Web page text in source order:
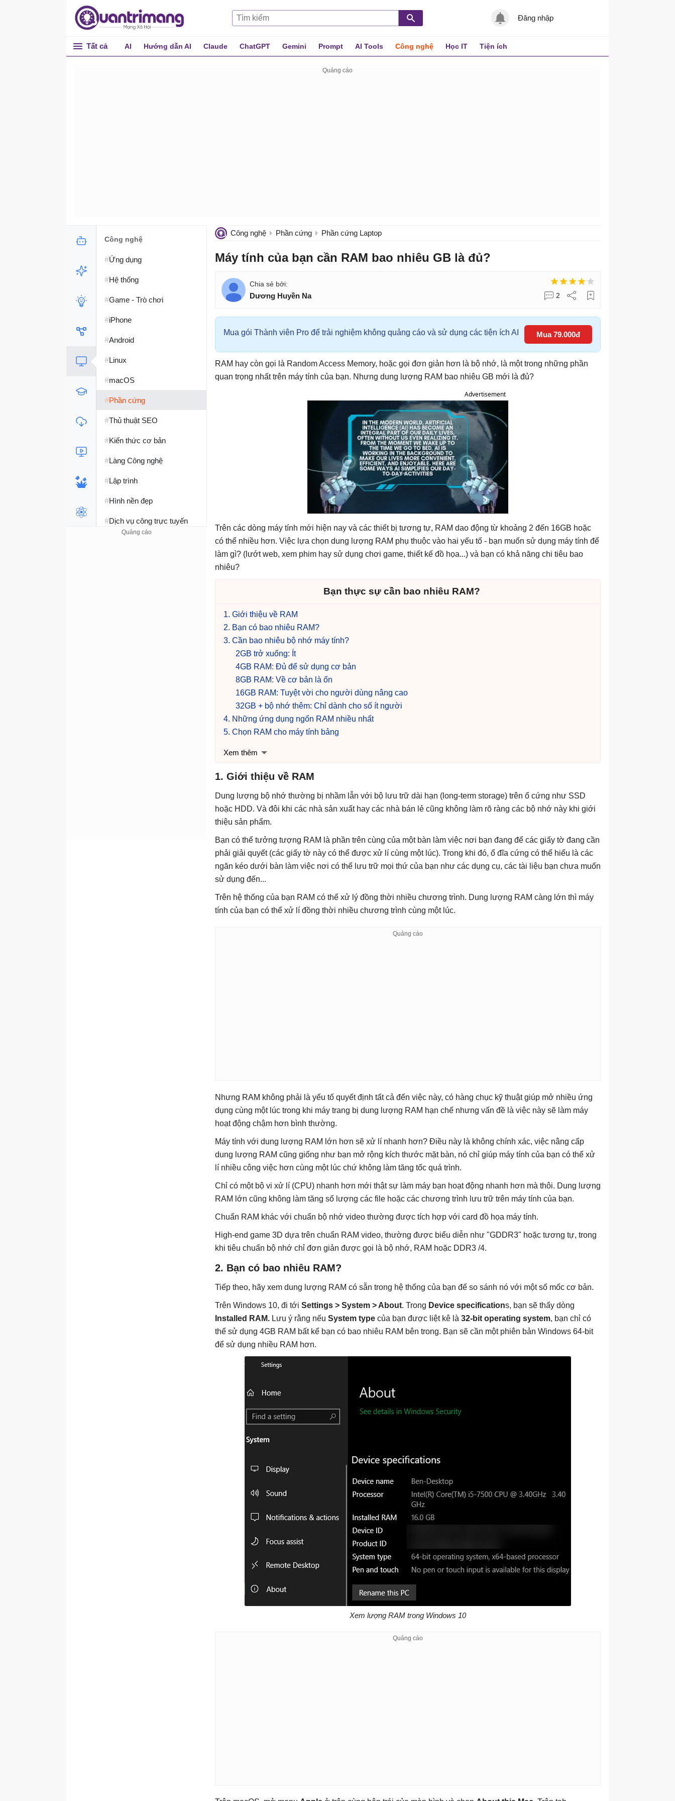
Đăng nhập
Tất cả AI Hướng dẫn AI Claude ChatGPT Gemini Prompt AI Tools Công nghệ Học IT Tiện ích
Công nghệ Phần cứng Phần cứng Laptop
Máy tính của bạn cần RAM bao nhiêu GB là đủ?
Dương Huyền Na 2
Mua gói Thành viên Pro để trải nghiệm không quảng cáo và sử dụng các tiện ích AI Mua 79.000đ
RAM hay còn gọi là Random Access Memory, hoặc gọi đơn giản hơn là bộ nhớ, là một trong những phần
quan trọng nhất trên máy tính của bạn. Nhưng dung lượng RAM bao nhiêu GB mới là đủ?
Advertisement
Trên các dòng máy tính mới hiện nay và các thiết bị tương tự, RAM dao động từ khoảng 2 đến 16GB hoặc
có thể nhiều hơn. Việc lựa chọn dung lượng RAM phụ thuộc vào hai yếu tố - bạn muốn sử dụng máy tính để
làm gì? (lướt web, xem phim hay sử dụng chơi game, thiết kế đồ họa...) và bạn có khả năng chi tiêu bao
nhiêu?
Bạn thực sự cần bao nhiêu RAM?
1. Giới thiệu về RAM
2. Bạn có bao nhiêu RAM?
3. Cần bao nhiêu bộ nhớ máy tính?
2GB trở xuống: Ít
4GB RAM: Đủ để sử dụng cơ bản
8GB RAM: Về cơ bản là ổn
16GB RAM: Tuyệt vời cho người dùng nâng cao
32GB + bộ nhớ thêm: Chỉ dành cho số ít người
4. Những ứng dụng ngốn RAM nhiều nhất
5. Chọn RAM cho máy tính bảng
Xem thêm
1. Giới thiệu về RAM
Dung lượng bộ nhớ thường bị nhầm lẫn với bộ lưu trữ dài hạn (long-term storage) trên ổ cứng như SSD
hoặc HDD. Và đôi khi các nhà sản xuất hay các nhà bán lẻ cũng không làm rõ ràng các bộ nhớ này khi giới
thiệu sản phẩm.
Bạn có thể tưởng tượng RAM là phần trên cùng của một bàn làm việc nơi bạn đang để các giấy tờ đang cần
phải giải quyết (các giấy tờ này có thể được xử lí cùng một lúc). Trong khi đó, ổ đĩa cứng có thể hiểu là các
ngăn kéo dưới bàn làm việc nơi có thể lưu trữ mọi thứ của bạn như các dụng cụ, các tài liệu bạn chưa muốn
sử dụng đến...
Trên hệ thống của bạn RAM có thể xử lý đồng thời nhiều chương trình. Dung lượng RAM càng lớn thì máy
tính của bạn có thể xử lí đồng thời nhiều chương trình cùng một lúc.
Nhưng RAM không phải là yếu tố quyết định tất cả đến việc này, có hàng chục kỹ thuật giúp mở nhiều ứng
dụng cùng một lúc trong khi máy trang bị dung lượng RAM hạn chế nhưng vấn đề là việc này sẽ làm máy
hoạt động chậm hơn bình thường.
Máy tính với dung lượng RAM lớn hơn sẽ xử lí nhanh hơn? Điều này là không chính xác, việc nâng cấp
dung lượng RAM cũng giống như bạn mở rộng kích thước mặt bàn, nó chỉ giúp máy tính của bạn có thể xử
lí nhiều công việc hơn cùng một lúc chứ không làm tăng tốc quá trình.
Chỉ có một bộ vi xử lí (CPU) nhanh hơn mới thật sự làm máy bạn hoạt động nhanh hơn mà thôi. Dung lượng
RAM lớn cũng không làm tăng số lượng các file hoặc các chương trình lưu trữ trên máy tính của bạn.
Chuẩn RAM khác với chuẩn bộ nhớ video thường được tích hợp với card đồ họa máy tính.
High-end game 3D dựa trên chuẩn RAM video, thường được biểu diễn như "GDDR3" hoặc tương tự, trong
khi tiêu chuẩn bộ nhớ chỉ đơn giản được gọi là bộ nhớ, RAM hoặc DDR3 /4.
2. Bạn có bao nhiêu RAM?
Tiếp theo, hãy xem dung lượng RAM có sẵn trong hệ thống của bạn để so sánh nó với một số mốc cơ bản.
Trên Windows 10, đi tới Settings > System > About. Trong Device specifications, bạn sẽ thấy dòng
Installed RAM. Lưu ý rằng nếu System type của bạn được liệt kê là 32-bit operating system, bạn chỉ có
thể sử dụng 4GB RAM bất kể bạn có bao nhiêu RAM bên trong. Bạn sẽ cần một phiên bản Windows 64-bit
để sử dụng nhiều RAM hơn.
Xem lượng RAM trong Windows 10
Công nghệ
#Ứng dụng
#Hệ thống
#Game - Trò chơi
#iPhone
#Android
#Linux
#macOS
#Phần cứng
#Thủ thuật SEO
#Kiến thức cơ bản
#Làng Công nghệ
#Lập trình
#Hình nền đẹp
#Dịch vụ công trực tuyến